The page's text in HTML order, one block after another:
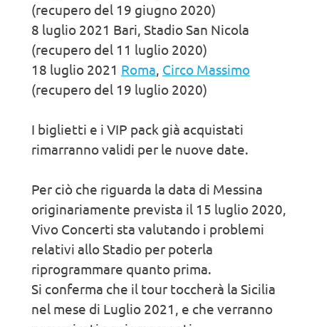
(recupero del 19 giugno 2020)
8 luglio 2021 Bari, Stadio San Nicola
(recupero del 11 luglio 2020)
18 luglio 2021 Roma, Circo Massimo
(recupero del 19 luglio 2020)
I biglietti e i VIP pack già acquistati
rimarranno validi per le nuove date.
Per ciò che riguarda la data di Messina
originariamente prevista il 15 luglio 2020,
Vivo Concerti sta valutando i problemi
relativi allo Stadio per poterla
riprogrammare quanto prima.
Si conferma che il tour toccherà la Sicilia
nel mese di Luglio 2021, e che verranno